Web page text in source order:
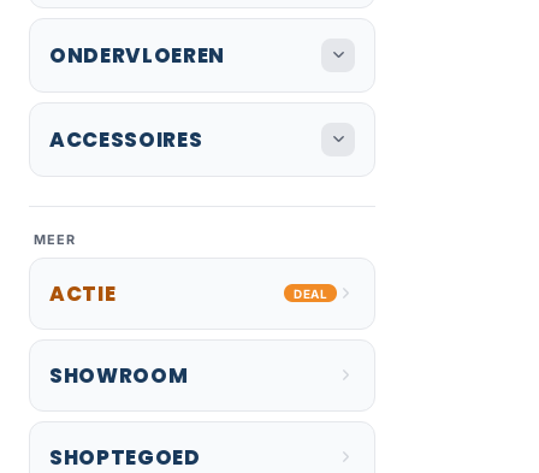
ONDERVLOEREN
ACCESSOIRES
MEER
ACTIE DEAL
SHOWROOM
SHOPTEGOED